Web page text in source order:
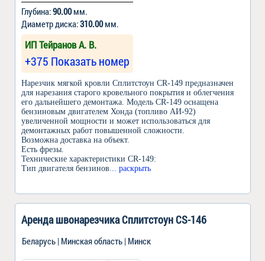
Глубина:90.00мм.
Диаметр диска:310.00мм.
ИП Тейранов А. В.
+375 Показать номер
Нарезчик мягкой кровли Сплитстоун CR-149 предназначен
для нарезания старого кровельного покрытия и облегчения
его дальнейшего демонтажа. Модель CR-149 оснащена
бензиновым двигателем Хонда (топливо АИ-92)
увеличенной мощности и может использоваться для
демонтажных работ повышенной сложности.
Возможна доставка на объект.
Есть фрезы.
Технические характеристики CR-149:
Тип двигателя бензинов ... раскрыть
Аренда швонарезчика Сплитстоун CS-146
Беларусь | Минская область | Минск